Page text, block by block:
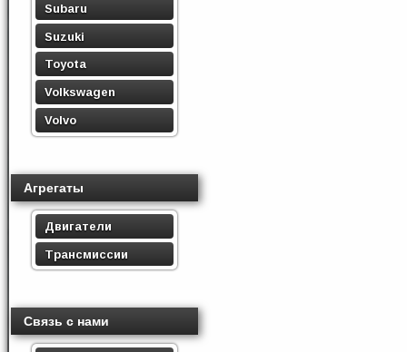
Subaru
Suzuki
Toyota
Volkswagen
Volvo
Агрегаты
Двигатели
Трансмиссии
Связь с нами